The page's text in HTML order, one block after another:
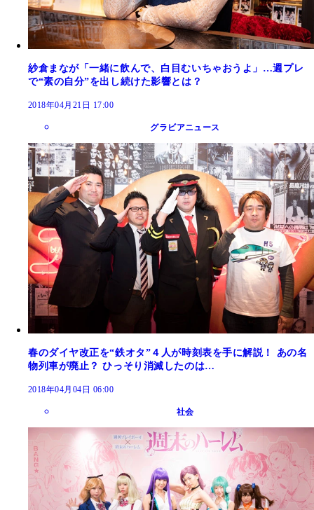
紗倉まなが「一緒に飲んで、白目むいちゃおうよ」…週プレ
で“素の自分”を出し続けた影響とは？
2018年04月21日 17:00
グラビアニュース
春のダイヤ改正を“鉄オタ”４人が時刻表を手に解説！ あの名
物列車が廃止？ ひっそり消滅したのは…
2018年04月04日 06:00
社会